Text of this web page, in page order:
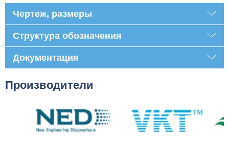
Чертеж, размеры
Структура обозначения
Документация
Производители